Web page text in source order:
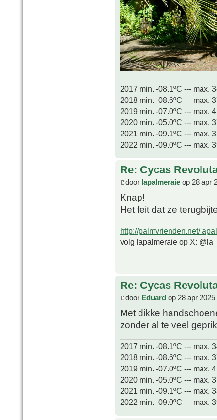
2017 min. -08.1ºC --- max.
2018 min. -08.6ºC --- max.
2019 min. -07.0ºC --- max.
2020 min. -05.0ºC --- max.
2021 min. -09.1ºC --- max.
2022 min. -09.0ºC --- max.
Re: Cycas
door lapalmeraie op 28 apr
Knap!
Het feit dat ze
http://palmvrienden.net/
volg lapalmeraie op X:
Re: Cycas
door Eduard op 28 apr 2025
Met dikke
zonder al te veel
2017 min. -08.1ºC --- max.
2018 min. -08.6ºC --- max.
2019 min. -07.0ºC --- max.
2020 min. -05.0ºC --- max.
2021 min. -09.1ºC --- max.
2022 min. -09.0ºC --- max.